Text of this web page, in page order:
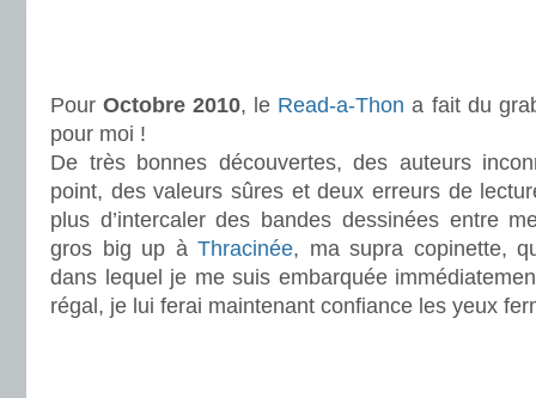
PourOctobre 2010, le Read-a-Thon a fait du
pour moi !
De très bonnes découvertes, des auteurs
point, des valeurs sûres et deux erreurs de
plus d’intercaler des bandes dessinées entre
gros big up à Thracinée, ma supra copinette,
dans lequel je me suis embarquée
régal, je lui ferai maintenant confiance les yeux